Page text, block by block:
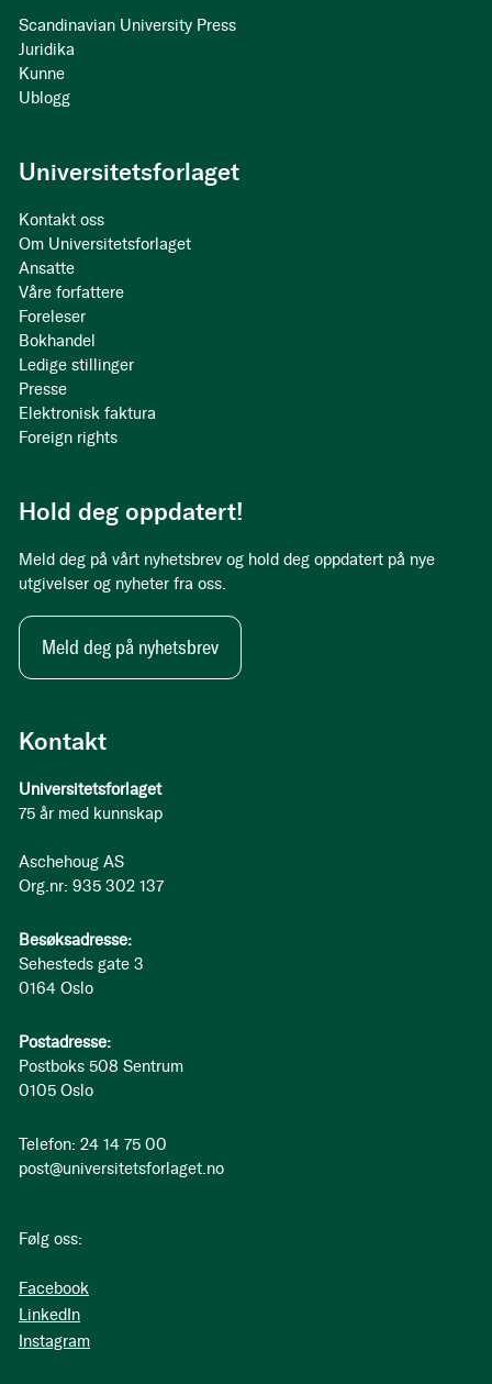
Kontakt
Universitetsforlaget
75 år med kunnskap
Aschehoug AS
Org.nr: 935 302 137
Besøksadresse:
Sehesteds gate 3
0164 Oslo
Postadresse:
Postboks 508 Sentrum
0105 Oslo
Telefon: 24 14 75 00
post@universitetsforlaget.no
Følg oss:
Facebook
LinkedIn
Instagram
Scandinavian University Press
Juridika
Kunne
Ublogg
Universitetsforlaget
Kontakt oss
Om Universitetsforlaget
Ansatte
Våre forfattere
Foreleser
Bokhandel
Ledige stillinger
Presse
Elektronisk faktura
Foreign rights
Hold deg oppdatert!
Meld deg på vårt nyhetsbrev og hold deg oppdatert på nye
utgivelser og nyheter fra oss.
Meld deg på nyhetsbrev